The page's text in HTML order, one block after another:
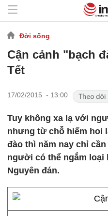
Đời sống
Cận cảnh "bạch
Tết
17/02/2015 - 13:00
Tuy không xa lạ với
nhưng từ chỗ hiếm hoi
đào thì năm nay chỉ
người có thể ngắm loại
Nguyên đán.